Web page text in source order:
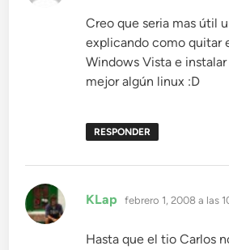
Creo que seria mas útil
explicando como quitar
Windows Vista e
mejor algún linux :D
RESPONDER
KLap dice:
febrero 1, 2008 a las
Hasta que el tio Carlos